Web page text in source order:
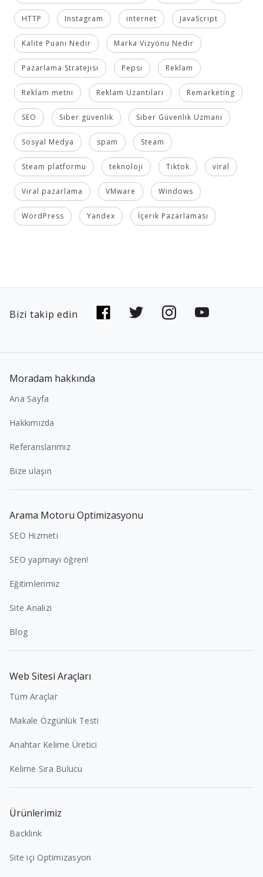
HTTP Instagram internet JavaScript
Kalite Puanı Nedir Marka Vizyonu Nedir
Pazarlama Stratejisi Pepsi Reklam
Reklam metni Reklam Uzantıları Remarketing
SEO Siber güvenlik Siber Güvenlik Uzmanı
Sosyal Medya spam Steam
Steam platformu teknoloji Tiktok viral
Viral pazarlama VMware Windows
WordPress Yandex İçerik Pazarlaması
Bizi takip edin
Moradam hakkında
Ana Sayfa
Hakkımızda
Referanslarımız
Bize ulaşın
Arama Motoru Optimizasyonu
SEO Hizmeti
SEO yapmayı öğren!
Eğitimlerimiz
Site Analizi
Blog
Web Sitesi Araçları
Tüm Araçlar
Makale Özgünlük Testi
Anahtar Kelime Üretici
Kelime Sıra Bulucu
Ürünlerimiz
Backlink
Site içi Optimizasyon